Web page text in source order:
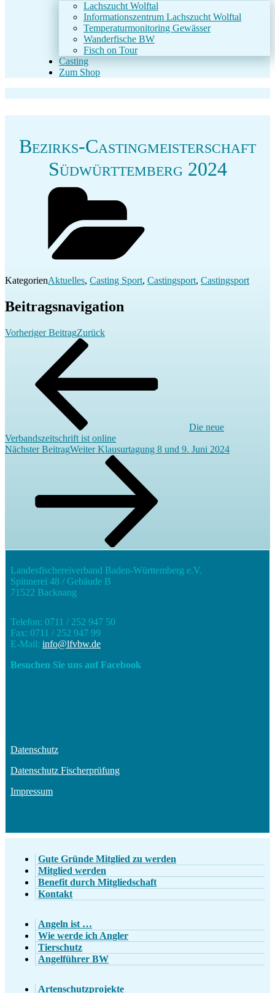
Lachszucht Wolftal
Informationszentrum Lachszucht Wolftal
Temperaturmonitoring Gewässer
Wanderfische BW
Fisch on Tour
Casting
Zum Shop
Bezirks-Castingmeisterschaft
Südwürttemberg 2024
KategorienAktuelles, Casting Sport, Castingsport, Castingsport
Beitragsnavigation
Vorheriger BeitragZurück
Die neue
Verbandszeitschrift ist online
Nächster BeitragWeiter Klausurtagung 8 und 9. Juni 2024
Landesfischereiverband Baden-Württemberg e.V.
Spinnerei 48 / Gebäude B
71522 Backnang
Telefon: 0711 / 252 947 50
Fax: 0711 / 252 947 99
E-Mail: info@lfvbw.de
Besuchen Sie uns auf Facebook
Datenschutz
Datenschutz Fischerprüfung
Impressum
Gute Gründe Mitglied zu werden
Mitglied werden
Benefit durch Mitgliedschaft
Kontakt
Angeln ist …
Wie werde ich Angler
Tierschutz
Angelführer BW
Artenschutzprojekte